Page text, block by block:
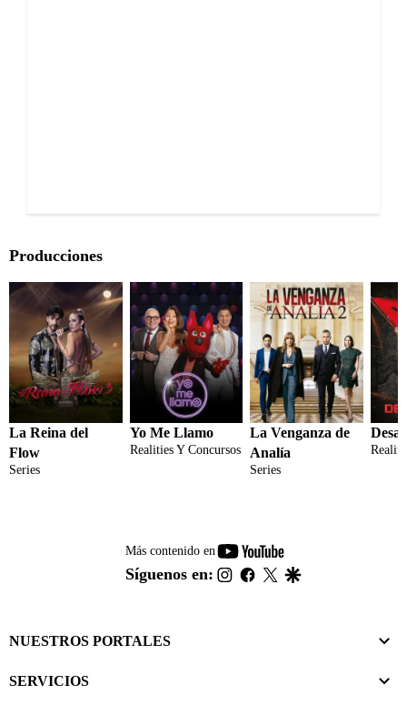
Producciones
La Reina del
Flow
Series
Yo Me Llamo
Realities Y Concursos
La Venganza de
Analía
Series
Más contenido en
youtube-
footer
Síguenos en: instagram
facebook
twitter
NUESTROS PORTALES
SERVICIOS